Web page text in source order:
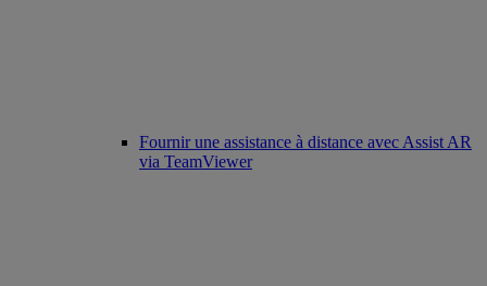
Fournir une assistance à distance avec Assist AR
via TeamViewer